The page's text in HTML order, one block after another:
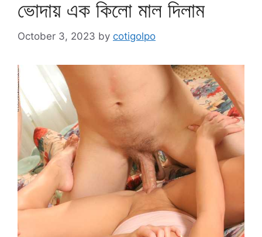
ভোদায় এক কিলো মাল দিলাম
October 3, 2023 by cotigolpo